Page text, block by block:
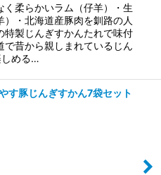
く柔らかいラム（仔羊）・生
）・北海道産豚肉を釧路の人
特製じんぎすかんたれで味付
で昔から親しまれているじん
しめる…
す豚じんぎすかん7袋セット